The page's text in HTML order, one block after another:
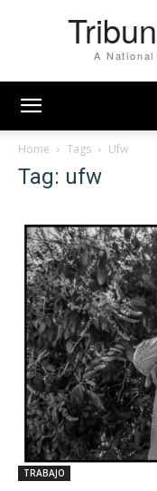
A
Home Tags Ufw
Tag: ufw
TRABAJO